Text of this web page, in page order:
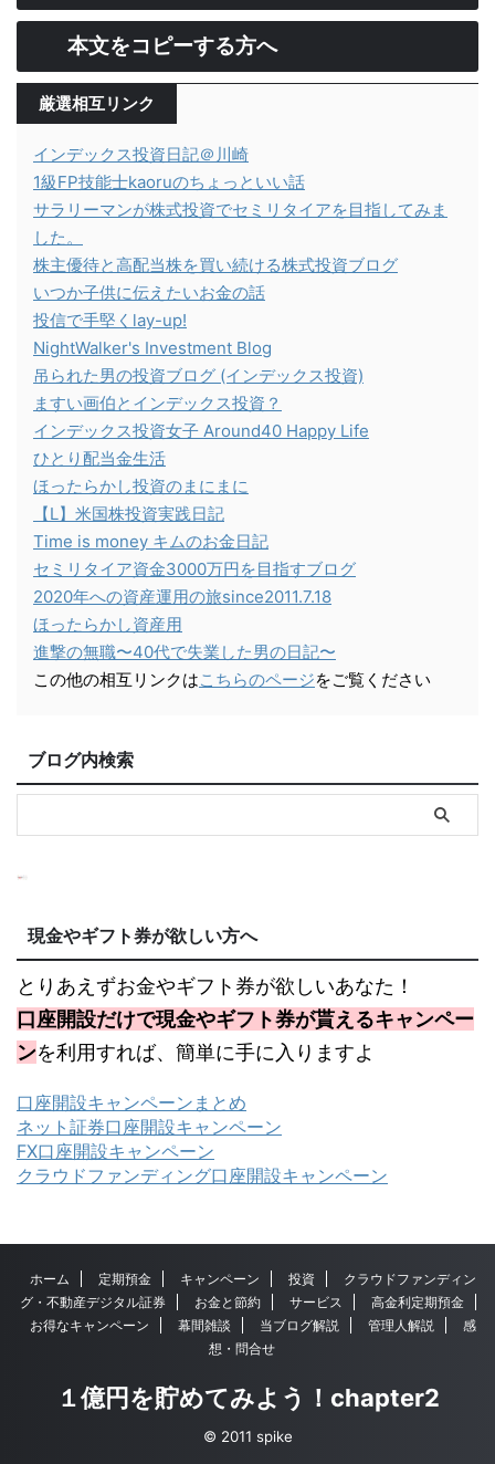
本文をコピーする方へ
厳選相互リンク
インデックス投資日記＠川崎
1級FP技能士kaoruのちょっといい話
サラリーマンが株式投資でセミリタイアを目指してみま
した。
株主優待と高配当株を買い続ける株式投資ブログ
いつか子供に伝えたいお金の話
投信で手堅くlay-up!
NightWalker's Investment Blog
吊られた男の投資ブログ (インデックス投資)
ますい画伯とインデックス投資？
インデックス投資女子 Around40 Happy Life
ひとり配当金生活
ほったらかし投資のまにまに
【L】米国株投資実践日記
Time is money キムのお金日記
セミリタイア資金3000万円を目指すブログ
2020年への資産運用の旅since2011.7.18
ほったらかし資産用
進撃の無職〜40代で失業した男の日記〜
この他の相互リンクはこちらのページをご覧ください
ブログ内検索
現金やギフト券が欲しい方へ
とりあえずお金やギフト券が欲しいあなた！
口座開設だけで現金やギフト券が貰えるキャンペー
ンを利用すれば、簡単に手に入りますよ
口座開設キャンペーンまとめ
ネット証券口座開設キャンペーン
FX口座開設キャンペーン
クラウドファンディング口座開設キャンペーン
ホーム 定期預金 キャンペーン 投資
クラウドファンディン
グ・不動産デジタル証券
お金と節約 サービス
高金利定期預金
お得なキャンペーン
幕間雑談 当ブログ解説 管理人解説
感
想・問合せ
１億円を貯めてみよう！chapter2
© 2011 spike